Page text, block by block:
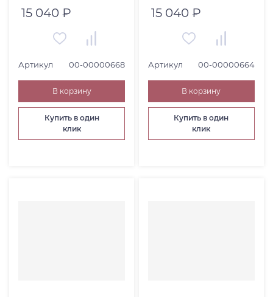
15 040 ₽
Артикул 00-00000668
В корзину
Купить в один
клик
15 040 ₽
Артикул 00-00000664
В корзину
Купить в один
клик